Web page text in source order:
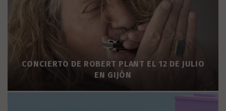
CONCIERTO DE ROBERT PLANT EL 12 DE JULIO
EN GIJÓN